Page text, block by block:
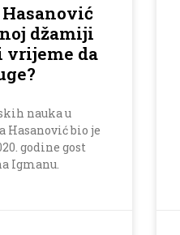
džamiji
vrijeme da
nauka u
Hasanović bio je
godine gost
Igmanu.